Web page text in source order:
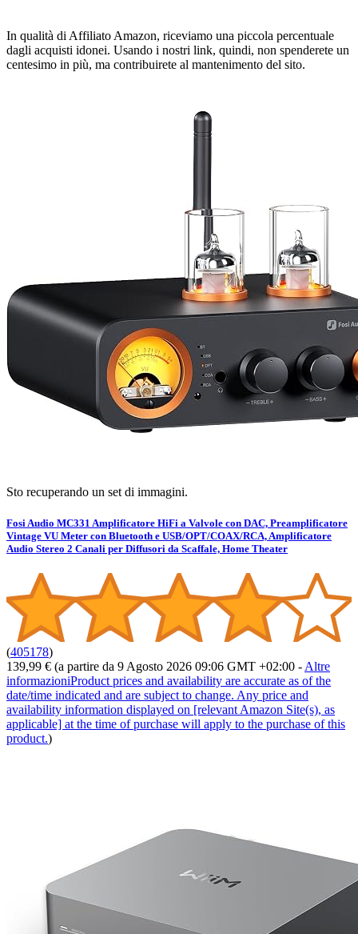
In qualità di Affiliato Amazon, riceviamo una piccola percentuale
dagli acquisti idonei. Usando i nostri link, quindi, non spenderete un
centesimo in più, ma contribuirete al mantenimento del sito.
Sto recuperando un set di immagini.
Fosi Audio MC331 Amplificatore HiFi a Valvole con DAC, Preamplificatore
Vintage VU Meter con Bluetooth e USB/OPT/COAX/RCA, Amplificatore
Audio Stereo 2 Canali per Diffusori da Scaffale, Home Theater
(405178)
139,99 € (a partire da 9 Agosto 2026 09:06 GMT +02:00 - Altre
informazioniProduct prices and availability are accurate as of the
date/time indicated and are subject to change. Any price and
availability information displayed on [relevant Amazon Site(s), as
applicable] at the time of purchase will apply to the purchase of this
product.)